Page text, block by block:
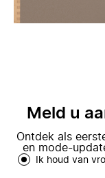
Meld u
Ontdek als
en mode-
Ik houd van